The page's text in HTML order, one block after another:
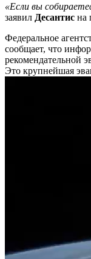
«Если вы
заявил Десантис на
Федеральное
сообщает, что
рекомендательной
Это крупнейшая